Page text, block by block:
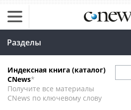
Разделы
Индексная книга (каталог)
CNews*
Получите все материалы
CNews по ключевому слову